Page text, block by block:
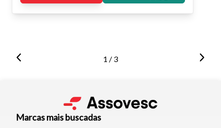
1 / 3
Marcas mais buscadas